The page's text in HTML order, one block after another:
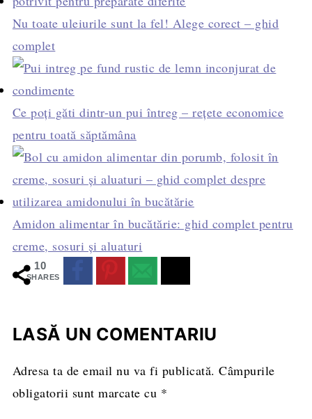
Nu toate uleiurile sunt la fel! Alege corect – ghid
complet
Ce poți găti dintr-un pui întreg – rețete economice
pentru toată săptămâna
Amidon alimentar în bucătărie: ghid complet pentru
creme, sosuri și aluaturi
10
SHARES
LASĂ UN COMENTARIU
Adresa ta de email nu va fi publicată. Câmpurile
obligatorii sunt marcate cu *